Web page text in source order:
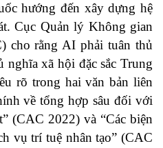
hướng đến xây dựng hệ
Cục Quản lý Không gian
cho rằng AI phải tuân thủ
nghĩa xã hội đặc sắc Trung
rõ trong hai văn bản liên
về tổng hợp sâu đối với
(CAC 2022) và “Các biện
vụ trí tuệ nhân tạo” (CAC